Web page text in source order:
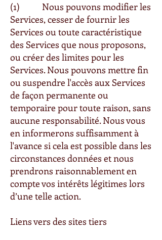
(1) Nous pouvons modifier les
Services, cesser de fournir les
Services ou toute caractéristique
des Services que nous proposons,
ou créer des limites pour les
Services. Nous pouvons mettre fin
ou suspendre l'accès aux Services
de façon permanente ou
temporaire pour toute raison, sans
aucune responsabilité. Nous vous
en informerons suffisamment à
l'avance si cela est possible dans les
circonstances données et nous
prendrons raisonnablement en
compte vos intérêts légitimes lors
d’une telle action.
Liens vers des sites tiers